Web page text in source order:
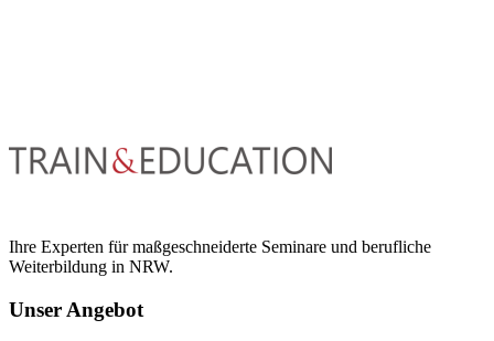
Ihre Experten für maßgeschneiderte Seminare und berufliche
Weiterbildung in NRW.
Unser Angebot